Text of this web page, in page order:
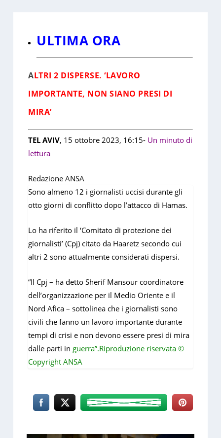
ULTIMA ORA
ALTRI 2 DISPERSE. ‘LAVORO
IMPORTANTE, NON SIANO PRESI DI
MIRA’
TEL AVIV, 15 ottobre 2023, 16:15- Un minuto di
lettura
Redazione ANSA
Sono almeno 12 i giornalisti uccisi durante gli
otto giorni di conflitto dopo l’attacco di Hamas.
Lo ha riferito il ‘Comitato di protezione dei
giornalisti’ (Cpj) citato da Haaretz secondo cui
altri 2 sono attualmente considerati dispersi.
“Il Cpj – ha detto Sherif Mansour coordinatore
dell’organizzazione per il Medio Oriente e il
Nord Afica – sottolinea che i giornalisti sono
civili che fanno un lavoro importante durante
tempi di crisi e non devono essere presi di mira
dalle parti in guerra”.Riproduzione riservata ©
Copyright ANSA